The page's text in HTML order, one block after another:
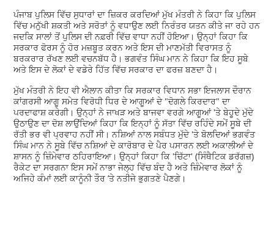
ਪੰਜਾਬ ਪੁਲਿਸ ਵਿੱਚ ਸੁਧਾਰਾਂ ਦਾ ਜ਼ਿਕਰ ਕਰਦਿਆਂ ਮੁੱਖ ਮੰਤਰੀ ਨੇ ਕਿਹਾ ਕਿ ਪੁਲਿਸ
ਵਿੱਚ ਮਨੁੱਖੀ ਸ਼ਕਤੀ ਅਤੇ ਸਰੋਤਾਂ ਨੂੰ ਵਧਾਉਣ ਲਈ ਨਿਰੰਤਰ ਯਤਨ ਕੀਤੇ ਜਾ ਰਹੇ ਹਨ
ਜਦਕਿ ਸਾਲਾਂ ਤੋਂ ਪੁਲਿਸ ਦੀ ਨਫ਼ਰੀ ਵਿੱਚ ਵਾਧਾ ਨਹੀਂ ਹੋਇਆ। ਉਨ੍ਹਾਂ ਕਿਹਾ ਕਿ
ਸਰਕਾਰ ਫੋਰਸ ਨੂੰ ਹੋਰ ਮਜ਼ਬੂਤ ਕਰਨ ਅਤੇ ਇਸ ਦੀ ਮਾਣਮੱਤੀ ਵਿਰਾਸਤ ਨੂੰ
ਬਰਕਰਾਰ ਰੱਖਣ ਲਈ ਵਚਨਬੱਧ ਹੈ। ਭਗਵੰਤ ਸਿੰਘ ਮਾਨ ਨੇ ਕਿਹਾ ਕਿ ਇਹ ਸੂਬੇ
ਅਤੇ ਇਸ ਦੇ ਲੋਕਾਂ ਦੇ ਵਡੇਰੇ ਹਿੱਤ ਵਿੱਚ ਸਰਕਾਰ ਦਾ ਫਰਜ਼ ਬਣਦਾ ਹੈ।
ਮੁੱਖ ਮੰਤਰੀ ਨੇ ਇਹ ਵੀ ਐਲਾਨ ਕੀਤਾ ਕਿ ਸਰਕਾਰ ਵਿਧਾਨ ਸਭਾ ਇਜਲਾਸ ਦੌਰਾਨ
ਕਾਂਗਰਸੀ ਆਗੂ ਸਮੇਤ ਵਿਰੋਧੀ ਧਿਰ ਦੇ ਆਗੂਆਂ ਦੇ "ਦੋਗਲੇ ਕਿਰਦਾਰ" ਦਾ
ਪਰਦਾਫਾਸ਼ ਕਰੇਗੀ। ਉਨ੍ਹਾਂ ਨੇ ਜਾਖੜ ਅਤੇ ਬਾਜਵਾ ਵਰਗੇ ਆਗੂਆਂ 'ਤੇ ਬੇਹੂਦੇ ਮੁੱਦੇ
ਉਠਾਉਣ ਦਾ ਦੋਸ਼ ਲਾਉਂਦਿਆਂ ਕਿਹਾ ਕਿ ਇਨ੍ਹਾਂ ਨੂੰ ਸੱਤਾ ਵਿੱਚ ਰਹਿੰਦੇ ਸਮੇਂ ਸੂਬੇ ਦੀ
ਰੱਤੀ ਭਰ ਵੀ ਪ੍ਰਵਾਹ ਨਹੀਂ ਸੀ। ਨਸ਼ਿਆਂ ਨਾਲ ਸਬੰਧਤ ਮੁੱਦੇ 'ਤੇ ਬੋਲਦਿਆਂ ਭਗਵੰਤ
ਸਿੰਘ ਮਾਨ ਨੇ ਸੂਬੇ ਵਿੱਚ ਨਸ਼ਿਆਂ ਦੇ ਕਾਰੋਬਾਰ ਦੇ ਪੈਰ ਪਸਾਰਨ ਲਈ ਅਕਾਲੀਆਂ ਦੇ
ਸ਼ਾਸਨ ਨੂੰ ਜ਼ਿੰਮੇਵਾਰ ਠਹਿਰਾਇਆ। ਉਨ੍ਹਾਂ ਕਿਹਾ ਕਿ 'ਚਿੱਟਾ' (ਸਿੰਥੈਟਿਕ ਡਰੱਗਜ਼)
ਰੈਕੇਟ ਦਾ ਸਰਗਨਾ ਇਸ ਸਮੇਂ ਨਾਭਾ ਜੇਲ੍ਹ ਵਿੱਚ ਬੰਦ ਹੈ ਅਤੇ ਜ਼ਿੰਮੇਵਾਰ ਲੋਕਾਂ ਨੂੰ
ਅਜਿਹੇ ਕੰਮਾਂ ਲਈ ਕਾਨੂੰਨੀ ਤੌਰ ’ਤੇ ਨਤੀਜੇ ਭੁਗਤਣੇ ਪੈਣਗੇ।